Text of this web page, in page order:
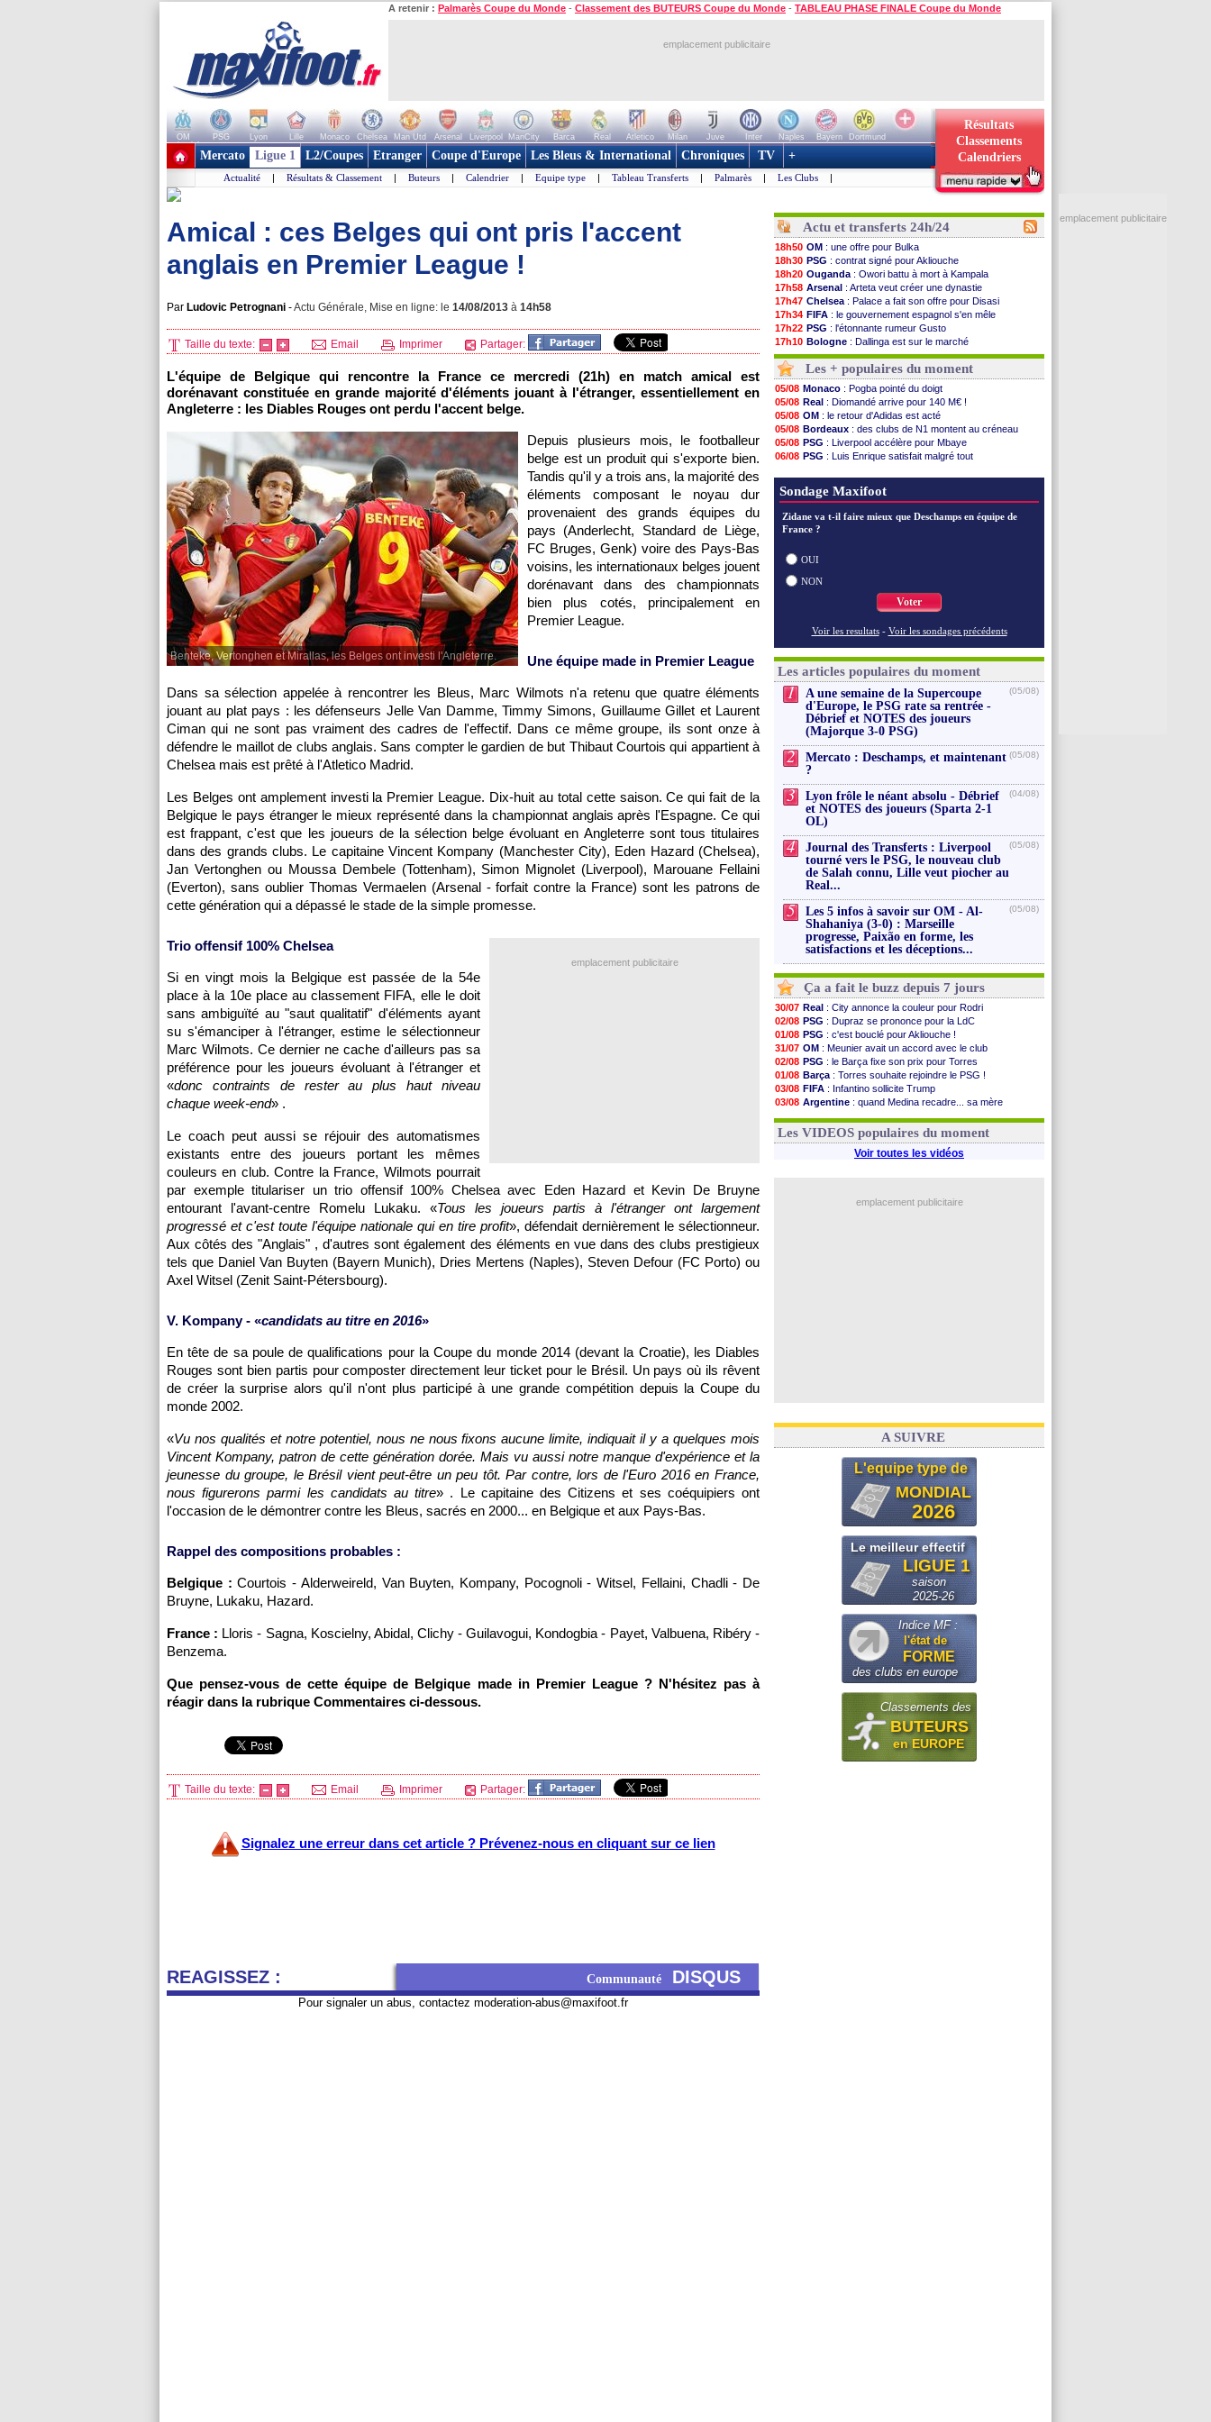
A retenir : Palmarès Coupe du Monde - Classement des BUTEURS Coupe du Monde - TABLEAU PHASE FINALE Coupe du Monde
emplacement publicitaire
OM PSG Lyon Lille Monaco Chelsea Man Utd Arsenal Liverpool ManCity Barca Real Atletico Milan Juve Inter Naples Bayern
Dortmund
+ de clubs
Résultats
Classements
Calendriers
Mercato Ligue 1 L2/Coupes Etranger Coupe d'Europe Les Bleus & International Chroniques TV +
Actualité | Résultats & Classement | Buteurs | Calendrier | Equipe type | Tableau Transferts | Palmarès | Les Clubs |
Amical : ces Belges qui ont pris l'accent
anglais en Premier League !
Par Ludovic Petrognani -Actu Générale, Mise en ligne: le 14/08/2013 à 14h58
Taille du texte: Email Imprimer Partager:
L'équipe de Belgique qui rencontre la France ce mercredi (21h) en match amical est
dorénavant constituée en grande majorité d'éléments jouant à l'étranger, essentiellement en
Angleterre : les Diables Rouges ont perdu l'accent belge.
Benteke, Vertonghen et Mirallas, les Belges ont investi l'Angleterre.
Depuis plusieurs mois, le footballeur
belge est un produit qui s'exporte bien.
Tandis qu'il y a trois ans, la majorité des
éléments composant le noyau dur
provenaient des grands équipes du
pays (Anderlecht, Standard de Liège,
FC Bruges, Genk) voire des Pays-Bas
voisins, les internationaux belges jouent
dorénavant dans des championnats
bien plus cotés, principalement en
Premier League.
Une équipe made in Premier League
Dans sa sélection appelée à rencontrer les Bleus, Marc Wilmots n'a retenu que quatre éléments
jouant au plat pays : les défenseurs Jelle Van Damme, Timmy Simons, Guillaume Gillet et Laurent
Ciman qui ne sont pas vraiment des cadres de l'effectif. Dans ce même groupe, ils sont onze à
défendre le maillot de clubs anglais. Sans compter le gardien de but Thibaut Courtois qui appartient à
Chelsea mais est prêté à l'Atletico Madrid.
Les Belges ont amplement investi la Premier League. Dix-huit au total cette saison. Ce qui fait de la
Belgique le pays étranger le mieux représenté dans la championnat anglais après l'Espagne. Ce qui
est frappant, c'est que les joueurs de la sélection belge évoluant en Angleterre sont tous titulaires
dans des grands clubs. Le capitaine Vincent Kompany (Manchester City), Eden Hazard (Chelsea),
Jan Vertonghen ou Moussa Dembele (Tottenham), Simon Mignolet (Liverpool), Marouane Fellaini
(Everton), sans oublier Thomas Vermaelen (Arsenal - forfait contre la France) sont les patrons de
cette génération qui a dépassé le stade de la simple promesse.
emplacement publicitaire
Trio offensif 100% Chelsea
Si en vingt mois la Belgique est passée de la 54e
place à la 10e place au classement FIFA, elle le doit
sans ambiguïté au "saut qualitatif" d'éléments ayant
su s'émanciper à l'étranger, estime le sélectionneur
Marc Wilmots. Ce dernier ne cache d'ailleurs pas sa
préférence pour les joueurs évoluant à l'étranger et
«donc contraints de rester au plus haut niveau
chaque week-end» .
Le coach peut aussi se réjouir des automatismes
existants entre des joueurs portant les mêmes
couleurs en club. Contre la France, Wilmots pourrait
par exemple titulariser un trio offensif 100% Chelsea avec Eden Hazard et Kevin De Bruyne
entourant l'avant-centre Romelu Lukaku. «Tous les joueurs partis à l'étranger ont largement
progressé et c'est toute l'équipe nationale qui en tire profit», défendait dernièrement le sélectionneur.
Aux côtés des "Anglais" , d'autres sont également des éléments en vue dans des clubs prestigieux
tels que Daniel Van Buyten (Bayern Munich), Dries Mertens (Naples), Steven Defour (FC Porto) ou
Axel Witsel (Zenit Saint-Pétersbourg).
V. Kompany - «candidats au titre en 2016»
En tête de sa poule de qualifications pour la Coupe du monde 2014 (devant la Croatie), les Diables
Rouges sont bien partis pour composter directement leur ticket pour le Brésil. Un pays où ils rêvent
de créer la surprise alors qu'il n'ont plus participé à une grande compétition depuis la Coupe du
monde 2002.
«Vu nos qualités et notre potentiel, nous ne nous fixons aucune limite, indiquait il y a quelques mois
Vincent Kompany, patron de cette génération dorée. Mais vu aussi notre manque d'expérience et la
jeunesse du groupe, le Brésil vient peut-être un peu tôt. Par contre, lors de l'Euro 2016 en France,
nous figurerons parmi les candidats au titre» . Le capitaine des Citizens et ses coéquipiers ont
l'occasion de le démontrer contre les Bleus, sacrés en 2000... en Belgique et aux Pays-Bas.
Rappel des compositions probables :
Belgique : Courtois - Alderweireld, Van Buyten, Kompany, Pocognoli - Witsel, Fellaini, Chadli - De
Bruyne, Lukaku, Hazard.
France : Lloris - Sagna, Koscielny, Abidal, Clichy - Guilavogui, Kondogbia - Payet, Valbuena, Ribéry -
Benzema.
Que pensez-vous de cette équipe de Belgique made in Premier League ? N'hésitez pas à
réagir dans la rubrique Commentaires ci-dessous.
Taille du texte: Email Imprimer Partager:
Signalez une erreur dans cet article ? Prévenez-nous en cliquant sur ce lien
REAGISSEZ : Communauté DISQUS
Pour signaler un abus, contactez moderation-abus@maxifoot.fr
Actu et transferts 24h/24
18h50 OM : une offre pour Bulka
18h30 PSG : contrat signé pour Akliouche
18h20 Ouganda : Owori battu à mort à Kampala
17h58 Arsenal : Arteta veut créer une dynastie
17h47 Chelsea : Palace a fait son offre pour Disasi
17h34 FIFA : le gouvernement espagnol s'en mêle
17h22 PSG : l'étonnante rumeur Gusto
17h10 Bologne : Dallinga est sur le marché
16h59 OM: accord trouvé avec Man City pour Rulli
16h53
OM: Medina vers Leverkusen pour 25 M€
16h45 Uruguay: Forlan nommé sélectionneur (officiel)
16h34
Séville : Juanlu signe à Bournemouth (officiel)
16h21
PSG : Ndjantou heureux d'avoir rejoué
16h04
Real: Diomandé pour 140 M€ ! (officiel)
15h50
Man City : Rodri préfère le Barça au Real !
15h40
Rennes : Aït Boudlal veut rejoindre Fulham
15h18
Aston Villa: Liverpool cible aussi Konsa
15h01 OM: une approche pour Diatta
14h46 Le Havre: Diaw va signer à Lille
14h25 Trabzonspor: Salah a signé ! (officiel)
14h12 Bordeaux: les mots de Mavuba
13h51 FIFA
13h11 Bordeaux
Les + populaires du moment
05/08 Monaco : Pogba pointé du doigt
05/08 Real : Diomandé arrive pour 140 M€ !
05/08 OM : le retour d'Adidas est acté
05/08 Bordeaux : des clubs de N1 montent au créneau
05/08 PSG : Liverpool accélère pour Mbaye
06/08 PSG : Luis Enrique satisfait malgré tout
Sondage Maxifoot
Zidane va t-il faire mieux que Deschamps en équipe de
France ?
OUI
NON
Voter
Voir les resultats - Voir les sondages précédents
Les articles populaires du moment
1
A une semaine de la Supercoupe
d'Europe, le PSG rate sa rentrée -
Débrief et NOTES des joueurs
(Majorque 3-0 PSG)
(05/08)
2
Mercato : Deschamps, et maintenant
?
(05/08)
3
Lyon frôle le néant absolu - Débrief
et NOTES des joueurs (Sparta 2-1
OL)
(04/08)
4
Journal des Transferts : Liverpool
tourné vers le PSG, le nouveau club
de Salah connu, Lille veut piocher au
Real...
(05/08)
5
Les 5 infos à savoir sur OM - Al-
Shahaniya (3-0) : Marseille
progresse, Paixão en forme, les
satisfactions et les déceptions...
(05/08)
Ça a fait le buzz depuis 7 jours
30/07 Real : City annonce la couleur pour Rodri
02/08 PSG : Dupraz se prononce pour la LdC
01/08 PSG : c'est bouclé pour Akliouche !
31/07 OM : Meunier avait un accord avec le club
02/08 PSG : le Barça fixe son prix pour Torres
01/08 Barça : Torres souhaite rejoindre le PSG !
03/08 FIFA : Infantino sollicite Trump
03/08 Argentine : quand Medina recadre... sa mère
03/08 OM: Paixão attire un 2e club anglais
Les VIDEOS populaires du moment
Voir toutes les vidéos
emplacement publicitaire
A SUIVRE
L'equipe type de
MONDIAL
2026
Le meilleur effectif
LIGUE 1
saison
2025-26
Indice MF :
l'état de
FORME
des clubs en europe
Classements des
BUTEURS
en EUROPE
emplacement publicitaire